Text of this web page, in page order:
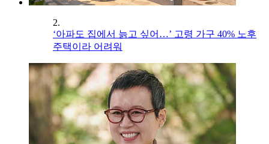
2.
‘아파도 집에서 늙고 싶어…’ 고령 가구 40% 노후
주택이라 어려워